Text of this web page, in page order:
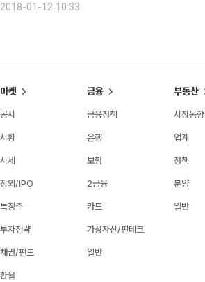
2018-01-12 10:33
마켓
공시
시황
시세
장외/IPO
특징주
투자전략
채권/펀드
환율
금융
금융정책
은행
보험
2금융
카드
가상자산/핀테크
일반
부동산
시장동향
업계
정책
분양
일반